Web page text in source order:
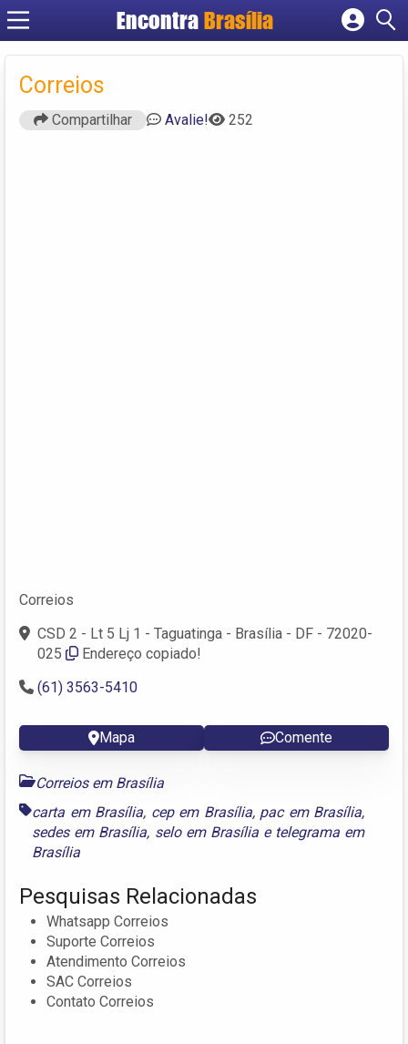
EncontraBrasília
Cadastrar empresa
Correios
Compartilhar Avalie! 252
Correios
CSD 2 - Lt 5 Lj 1 - Taguatinga - Brasília - DF - 72020-
025
Endereço copiado!
(61) 3563-5410
Mapa Comente
Correios em Brasília
carta em Brasília, cep em Brasília, pac em Brasília,
sedes em Brasília, selo em Brasíliae telegrama em
Brasília
Pesquisas Relacionadas
Whatsapp Correios
Suporte Correios
Atendimento Correios
SAC Correios
Contato Correios